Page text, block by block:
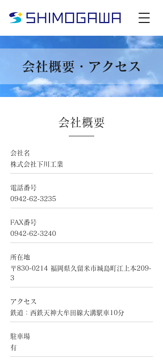
会社概要・アクセス
会社概要
会社名
株式会社下川工業
電話番号
0942-62-3235
FAX番号
0942-62-3240
所在地
〒830-0214 福岡県久留米市城島町江上本209-
3
アクセス
鉄道：西鉄天神大牟田線大溝駅車10分
駐車場
有